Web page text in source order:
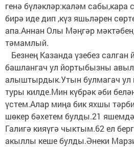
генә бүләкләр:каләм
бирә иде дип ,күз яшьләрен
апа.Аннан Олы Мәңгәр
тәмамлый.
Безнең Казанда үзебез
башлангач ул йортыбызны
алыштырдык.Утын булмагач ул
туры килде.Мин күбрәк әби
үстем.Алар миңа бик яхшы
шөкер бәхетем булды.21
Галигә кияүгә чыктым.62 ел
акыллы кеше булды.Әнеки